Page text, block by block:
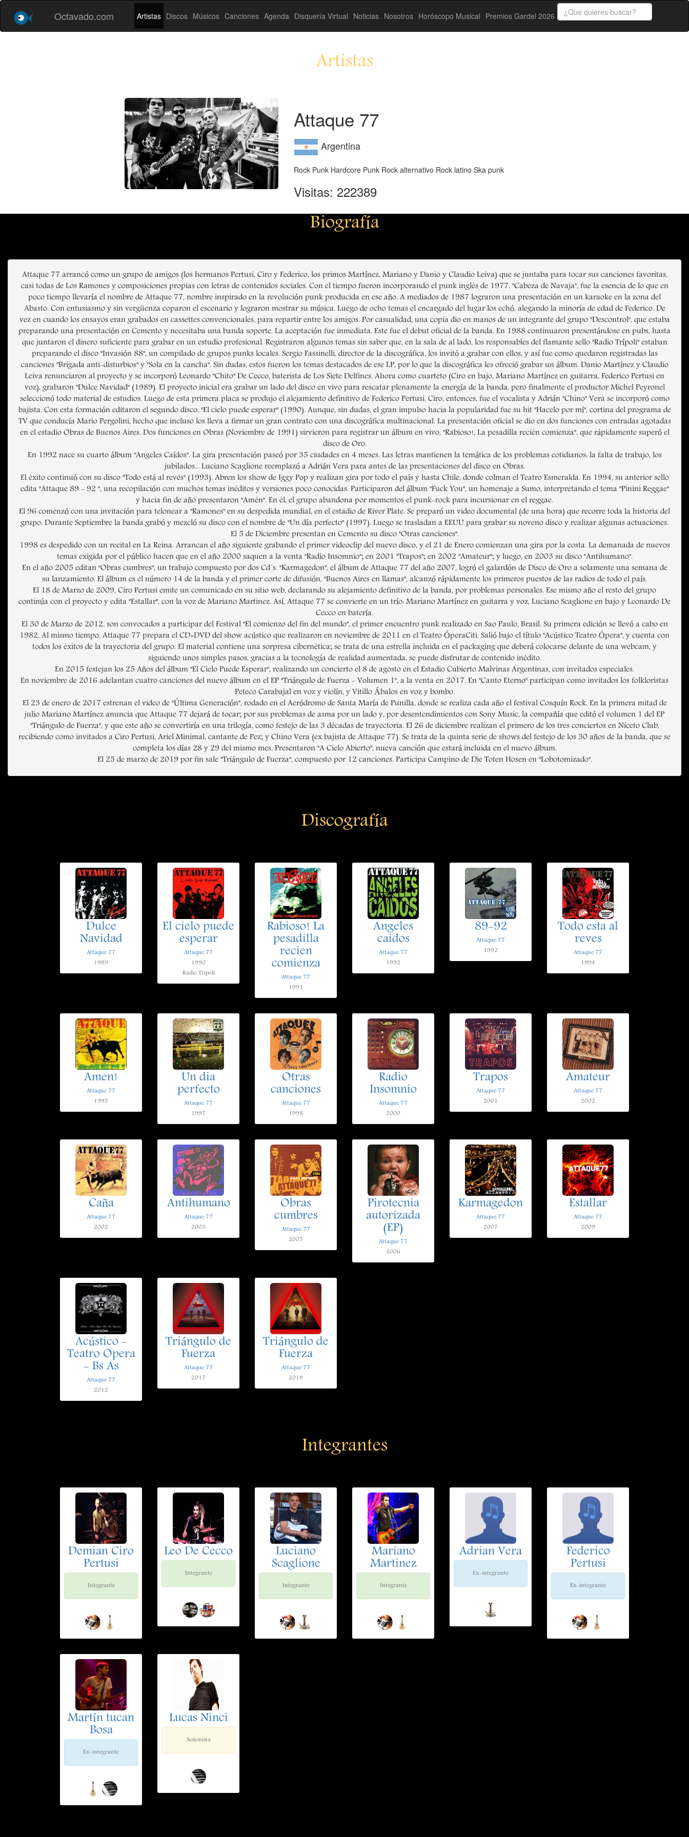
Octavado.com Artistas Discos Músicos Canciones Agenda Disquería Virtual Noticias Nosotros Horóscopo Musical Premios Gardel 2026
Artistas
Attaque 77
Argentina
Rock Punk Hardcore Punk Rock alternativo Rock latino Ska punk
Visitas: 222389
Biografía
Attaque 77 arrancó como un grupo de amigos (los hermanos Pertusi, Ciro y Federico, los primos Martínez, Mariano y Danio y Claudio Leiva) que se juntaba para tocar sus canciones favoritas,
casi todas de Los Ramones y composiciones propias con letras de contenidos sociales. Con el tiempo fueron incorporando el punk inglés de 1977. "Cabeza de Navaja", fue la esencia de lo que en
poco tiempo llevaría el nombre de Attaque 77, nombre inspirado en la revolución punk producida en ese año. A mediados de 1987 lograron una presentación en un karaoke en la zona del
Abasto. Con entusiasmo y sin vergüenza coparon el escenario y lograron mostrar su música. Luego de ocho temas el encargado del lugar los echó, alegando la minoría de edad de Federico. De
vez en cuando los ensayos eran grabados en cassettes convencionales, para repartir entre los amigos. Por casualidad, una copia dio en manos de un integrante del grupo "Descontrol", que estaba
preparando una presentación en Cemento y necesitaba una banda soporte. La aceptación fue inmediata. Este fue el debut oficial de la banda. En 1988 continuaron presentándose en pubs, hasta
que juntaron el dinero suficiente para grabar en un estudio profesional. Registraron algunos temas sin saber que, en la sala de al lado, los responsables del flamante sello "Radio Trípoli" estaban
preparando el disco "Invasión 88", un compilado de grupos punks locales. Sergio Fassinelli, director de la discográfica, los invitó a grabar con ellos, y así fue como quedaron registradas las
canciones "Brigada anti-disturbios" y "Sola en la cancha". Sin dudas, estos fueron los temas destacados de ese LP, por lo que la discográfica les ofreció grabar un álbum. Danio Martínez y Claudio
Leiva renunciaron al proyecto y se incorporó Leonardo "Chito" De Cecco, baterista de Los Siete Delfines. Ahora como cuarteto (Ciro en bajo, Mariano Martínez en guitarra, Federico Pertusi en
voz), grabaron "Dulce Navidad" (1989). El proyecto inicial era grabar un lado del disco en vivo para rescatar plenamente la energía de la banda, pero finalmente el productor Michel Peyronel
seleccionó todo material de estudios. Luego de esta primera placa se produjo el alejamiento definitivo de Federico Pertusi. Ciro, entonces, fue el vocalista y Adrián "Chino" Vera se incorporó como
bajista. Con esta formación editaron el segundo disco, "El cielo puede esperar" (1990). Aunque, sin dudas, el gran impulso hacia la popularidad fue su hit "Hacelo por mí", cortina del programa de
TV que conducía Mario Pergolini, hecho que incluso los lleva a firmar un gran contrato con una discográfica multinacional. La presentación oficial se dio en dos funciones con entradas agotadas
en el estadio Obras de Buenos Aires. Dos funciones en Obras (Noviembre de 1991) sirvieron para registrar un álbum en vivo, "Rabioso!, La pesadilla recién comienza", que rápidamente superó el
disco de Oro.
En 1992 nace su cuarto álbum "Angeles Caídos". La gira presentación paseó por 35 ciudades en 4 meses. Las letras mantienen la temática de los problemas cotidianos: la falta de trabajo, los
jubilados... Luciano Scaglione reemplazó a Adrián Vera para antes de las presentaciones del disco en Obras.
El éxito continuó con su disco "Todo está al revés" (1993). Abren los show de Iggy Pop y realizan gira por todo el país y hasta Chile, donde colman el Teatro Esmeralda. En 1994, su anterior sello
edita "Attaque 89 - 92 ", una recopilación con muchos temas inéditos y versiones poco conocidas. Participaron del álbum "Fuck You", un homenaje a Sumo, interpretando el tema "Pinini Reggae"
y hacia fin de año presentaron "Amén". En él, el grupo abandona por momentos el punk-rock para incursionar en el reggae.
El 96 comenzó con una invitación para telonear a "Ramones" en su despedida mundial, en el estadio de River Plate. Se preparó un video documental (de una hora) que recorre toda la historia del
grupo. Durante Septiembre la banda grabó y mezcló su disco con el nombre de "Un día perfecto" (1997). Luego se trasladan a EEUU para grabar su noveno disco y realizar algunas actuaciones.
El 5 de Diciembre presentan en Cemento su disco "Otras canciones".
1998 es despedido con un recital en La Reina. Arrancan el año siguiente grabando el primer videoclip del nuevo disco, y el 21 de Enero comienzan una gira por la costa. La demanada de nuevos
temas exigida por el público hacen que en el año 2000 saquen a la venta "Radio Insomnio"; en 2001 "Trapos"; en 2002 "Amateur"; y luego, en 2003 su disco "Antihumano".
En el año 2005 editan "Obras cumbres", un trabajo compuesto por dos Cd´s. "Karmagedon", el álbum de Attaque 77 del año 2007, logró el galardón de Disco de Oro a solamente una semana de
su lanzamiento. El álbum es el número 14 de la banda y el primer corte de difusión, "Buenos Aires en llamas", alcanzó rápidamente los primeros puestos de las radios de todo el país.
El 18 de Marzo de 2009, Ciro Pertusi emite un comunicado en su sitio web, declarando su alejamiento definitivo de la banda, por problemas personales. Ese mismo año el resto del grupo
continúa con el proyecto y edita "Estallar", con la voz de Mariano Martinez. Así, Attaque 77 se convierte en un trío: Mariano Martínez en guitarra y voz, Luciano Scaglione en bajo y Leonardo De
Cecco en batería.
El 30 de Marzo de 2012, son convocados a participar del Festival "El comienzo del fin del mundo", el primer encuentro punk realizado en Sao Paulo, Brasil. Su primera edición se llevó a cabo en
1982. Al mismo tiempo, Attaque 77 prepara el CD+DVD del show acústico que realizaron en noviembre de 2011 en el Teatro ÓperaCiti. Salió bajo el título "Acústico Teatro Ópera", y cuenta con
todos los éxitos de la trayectoria del grupo. El material contiene una sorpresa cibernética; se trata de una estrella incluida en el packaging que deberá colocarse delante de una webcam, y
siguiendo unos simples pasos, gracias a la tecnología de realidad aumentada, se puede disfrutar de contenido inédito.
En 2015 festejan los 25 Años del álbum "El Cielo Puede Esperar", realizando un concierto el 8 de agosto en el Estadio Cubierto Malvinas Argentinas, con invitados especiales.
En noviembre de 2016 adelantan cuatro canciones del nuevo álbum en el EP "Triángulo de Fuerza - Volumen 1", a la venta en 2017. En "Canto Eterno" participan como invitados los folkloristas
Peteco Carabajal en voz y violín, y Vitillo Ábalos en voz y bombo.
El 23 de enero de 2017 estrenan el video de "Última Generación", rodado en el Aeródromo de Santa María de Punilla, donde se realiza cada año el festival Cosquín Rock. En la primera mitad de
julio Mariano Martínez anuncia que Attaque 77 dejará de tocar; por sus problemas de asma por un lado y, por desentendimientos con Sony Music, la compañía que editó el volumen 1 del EP
"Triángulo de Fuerza", y que este año se convertiría en una trilogía, como festejo de las 3 décadas de trayectoria. El 26 de diciembre realizan el primero de los tres conciertos en Niceto Club,
recibiendo como invitados a Ciro Pertusi, Ariel Minimal, cantante de Pez; y Chino Vera (ex bajista de Attaque 77). Se trata de la quinta serie de shows del festejo de los 30 años de la banda, que se
completa los días 28 y 29 del mismo mes. Presentaron "A Cielo Abierto", nueva canción que estará incluida en el nuevo álbum.
El 25 de marzo de 2019 por fin sale "Triángulo de Fuerza", compuesto por 12 canciones. Participa Campino de Die Toten Hosen en "Lobotomizado".
Discografía
Dulce
Navidad
Attaque 77
1989
El cielo puede
esperar
Attaque 77
1990
Radio Tripoli
Rabioso! La
pesadilla
recien
comienza
Attaque 77
1991
Angeles
caidos
Attaque 77
1992
89-92
Attaque 77
1992
Todo esta al
reves
Attaque 77
1994
Amen!
Attaque 77
1995
Un dia
perfecto
Attaque 77
1997
Otras
canciones
Attaque 77
1998
Radio
Insomnio
Attaque 77
2000
Trapos
Attaque 77
2001
Amateur
Attaque 77
2002
Caña
Attaque 77
2002
Antihumano
Attaque 77
2003
Obras
cumbres
Attaque 77
2005
Pirotecnia
autorizada
(EP)
Attaque 77
2006
Karmagedon
Attaque 77
2007
Estallar
Attaque 77
2009
Acústico -
Teatro Opera
- Bs As
Attaque 77
2012
Triángulo de
Fuerza
Attaque 77
2017
Triángulo de
Fuerza
Attaque 77
2019
Integrantes
Demian Ciro
Pertusi
Integrante
Leo De Cecco
Integrante
Luciano
Scaglione
Integrante
Mariano
Martinez
Integrante
Adrian Vera
Ex-integrante
Federico
Pertusi
Ex-integrante
Martín tucan
Bosa
Ex-integrante
Lucas Ninci
Sesionista